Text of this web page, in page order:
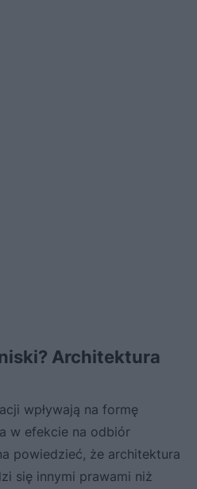
Architektura
wpływają na formę
w efekcie na odbiór
powiedzieć, że architektura
się innymi prawami niż